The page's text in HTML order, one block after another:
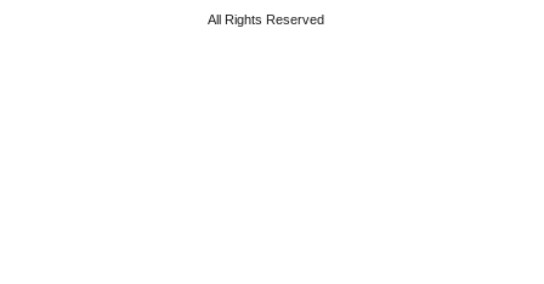
All Rights Reserved